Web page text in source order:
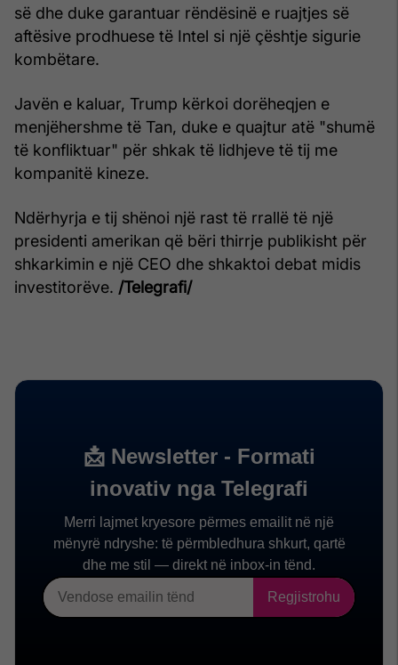
së dhe duke garantuar rëndësinë e ruajtjes së
aftësive prodhuese të Intel si një çështje sigurie
kombëtare.
Javën e kaluar, Trump kërkoi dorëheqjen e
menjëhershme të Tan, duke e quajtur atë "shumë
të konfliktuar" për shkak të lidhjeve të tij me
kompanitë kineze.
Ndërhyrja e tij shënoi një rast të rrallë të një
presidenti amerikan që bëri thirrje publikisht për
shkarkimin e një CEO dhe shkaktoi debat midis
investitorëve. /Telegrafi/